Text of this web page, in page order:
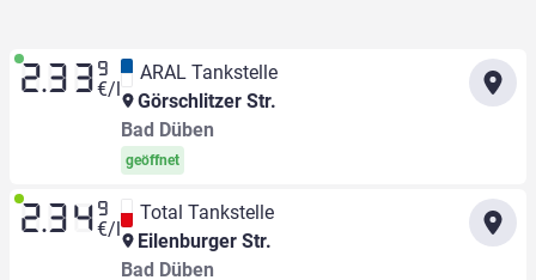
2.33 9
€/l
ARAL Tankstelle
Görschlitzer Str.
Bad Düben
geöffnet
2.34 9
€/l
Total Tankstelle
Eilenburger Str.
Bad Düben